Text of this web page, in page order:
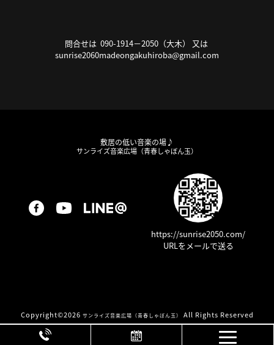
問合せは 090-1914－2050（大木） 又は
sunrise2060madeongakuhiroba@gmail.com
敷居の低い音楽の場♪
サンライズ音楽広場（青春しゃぼん玉）
https://sunrise2050.com/
URLをメールで送る
Copyright©2026 サンライズ音楽広場（青春しゃぼん玉） All Rights Reserved